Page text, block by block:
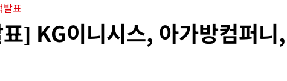
발표
] KG이니시스, 아가방컴퍼니,